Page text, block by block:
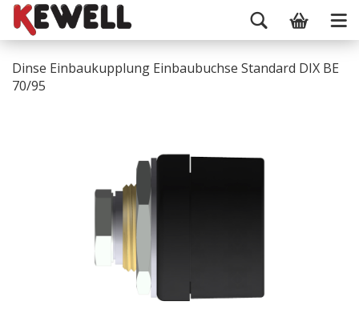
Dinse Einbaukupplung Einbaubuchse Standard DIX BE
70/95